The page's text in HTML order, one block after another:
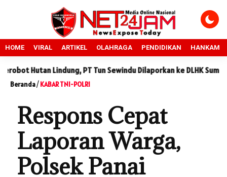
HOME VIRAL ARTIKEL OLAHRAGA PENDIDIKAN HANKAM
Lindung, PT Tun Sewindu Dilaporkan ke DLHK Sumut
Beranda/KABAR TNI-POLRI
Respons Cepat
Laporan Warga,
Polsek Panai